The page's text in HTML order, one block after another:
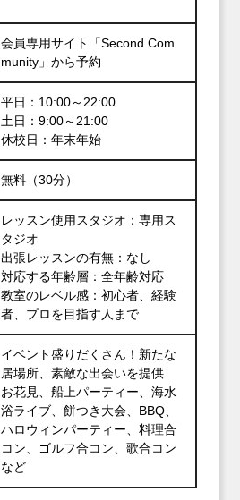
会員専用サイト「Second Com
munity」から予約
平日：10:00～22:00
土日：9:00～21:00
休校日：年末年始
無料（30分）
レッスン使用スタジオ：専用ス
タジオ
出張レッスンの有無：なし
対応する年齢層：全年齢対応
教室のレベル感：初心者、経験
者、プロを目指す人まで
イベント盛りだくさん！新たな
居場所、素敵な出会いを提供
お花見、船上パーティー、海水
浴ライブ、餅つき大会、BBQ、
ハロウィンパーティー、料理合
コン、ゴルフ合コン、歌合コン
など